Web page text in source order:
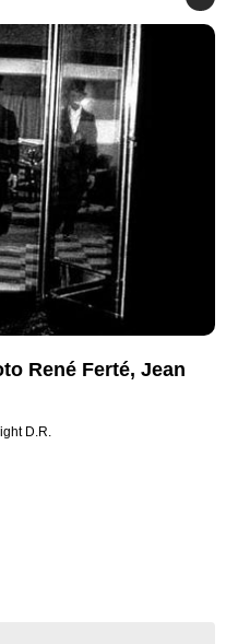
René Ferté, Jean
D.R.